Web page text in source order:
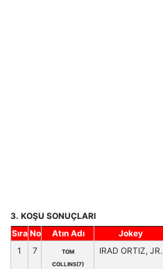
3. KOŞU SONUÇLARI
Sıra No Atın Adı Jokey
1
7
TOM
COLLINS(7)
IRAD ORTIZ, JR.